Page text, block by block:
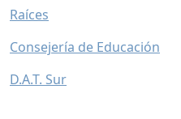
Raíces
Consejería de Educación
D.A.T. Sur